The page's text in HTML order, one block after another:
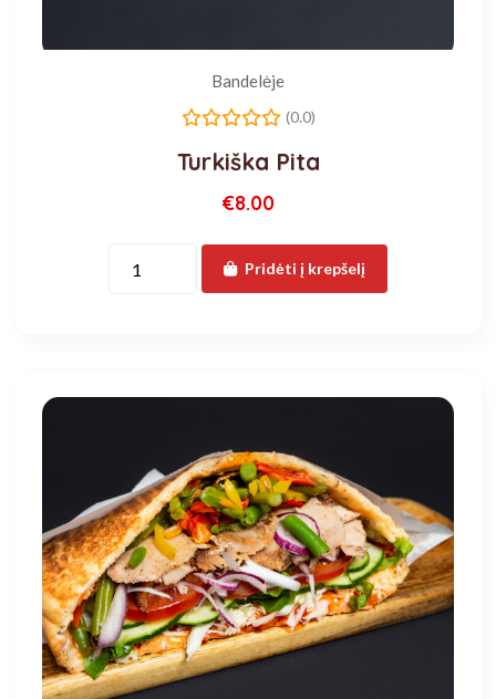
Bandelėje
(0.0)
Turkiška Pita
€8.00
Pridėti į krepšelį